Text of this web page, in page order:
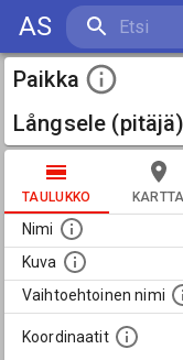
AS
Paikka
Långsele (pitäjä)
TAULUKKO KARTTA
Nimi
Kuva
Vaihtoehtoinen nimi
Koordinaatit